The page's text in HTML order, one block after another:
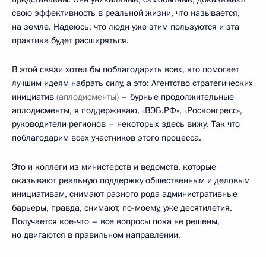
свою эффективность в реальной жизни, что называется,
на земле. Надеюсь, что люди уже этим пользуются и эта
практика будет расширяться.
В этой связи хотел бы поблагодарить всех, кто помогает
лучшим идеям набрать силу, а это: Агентство стратегических
инициатив (аплодисменты) – бурные продолжительные
аплодисменты, я поддерживаю, «ВЭБ.РФ», «Росконгресс»,
руководители регионов – некоторых здесь вижу. Так что
поблагодарим всех участников этого процесса.
Это и коллеги из министерств и ведомств, которые
оказывают реальную поддержку общественным и деловым
инициативам, снимают разного рода административные
барьеры, правда, снимают, по-моему, уже десятилетия.
Получается кое-что – все вопросы пока не решены,
но двигаются в правильном направлении.